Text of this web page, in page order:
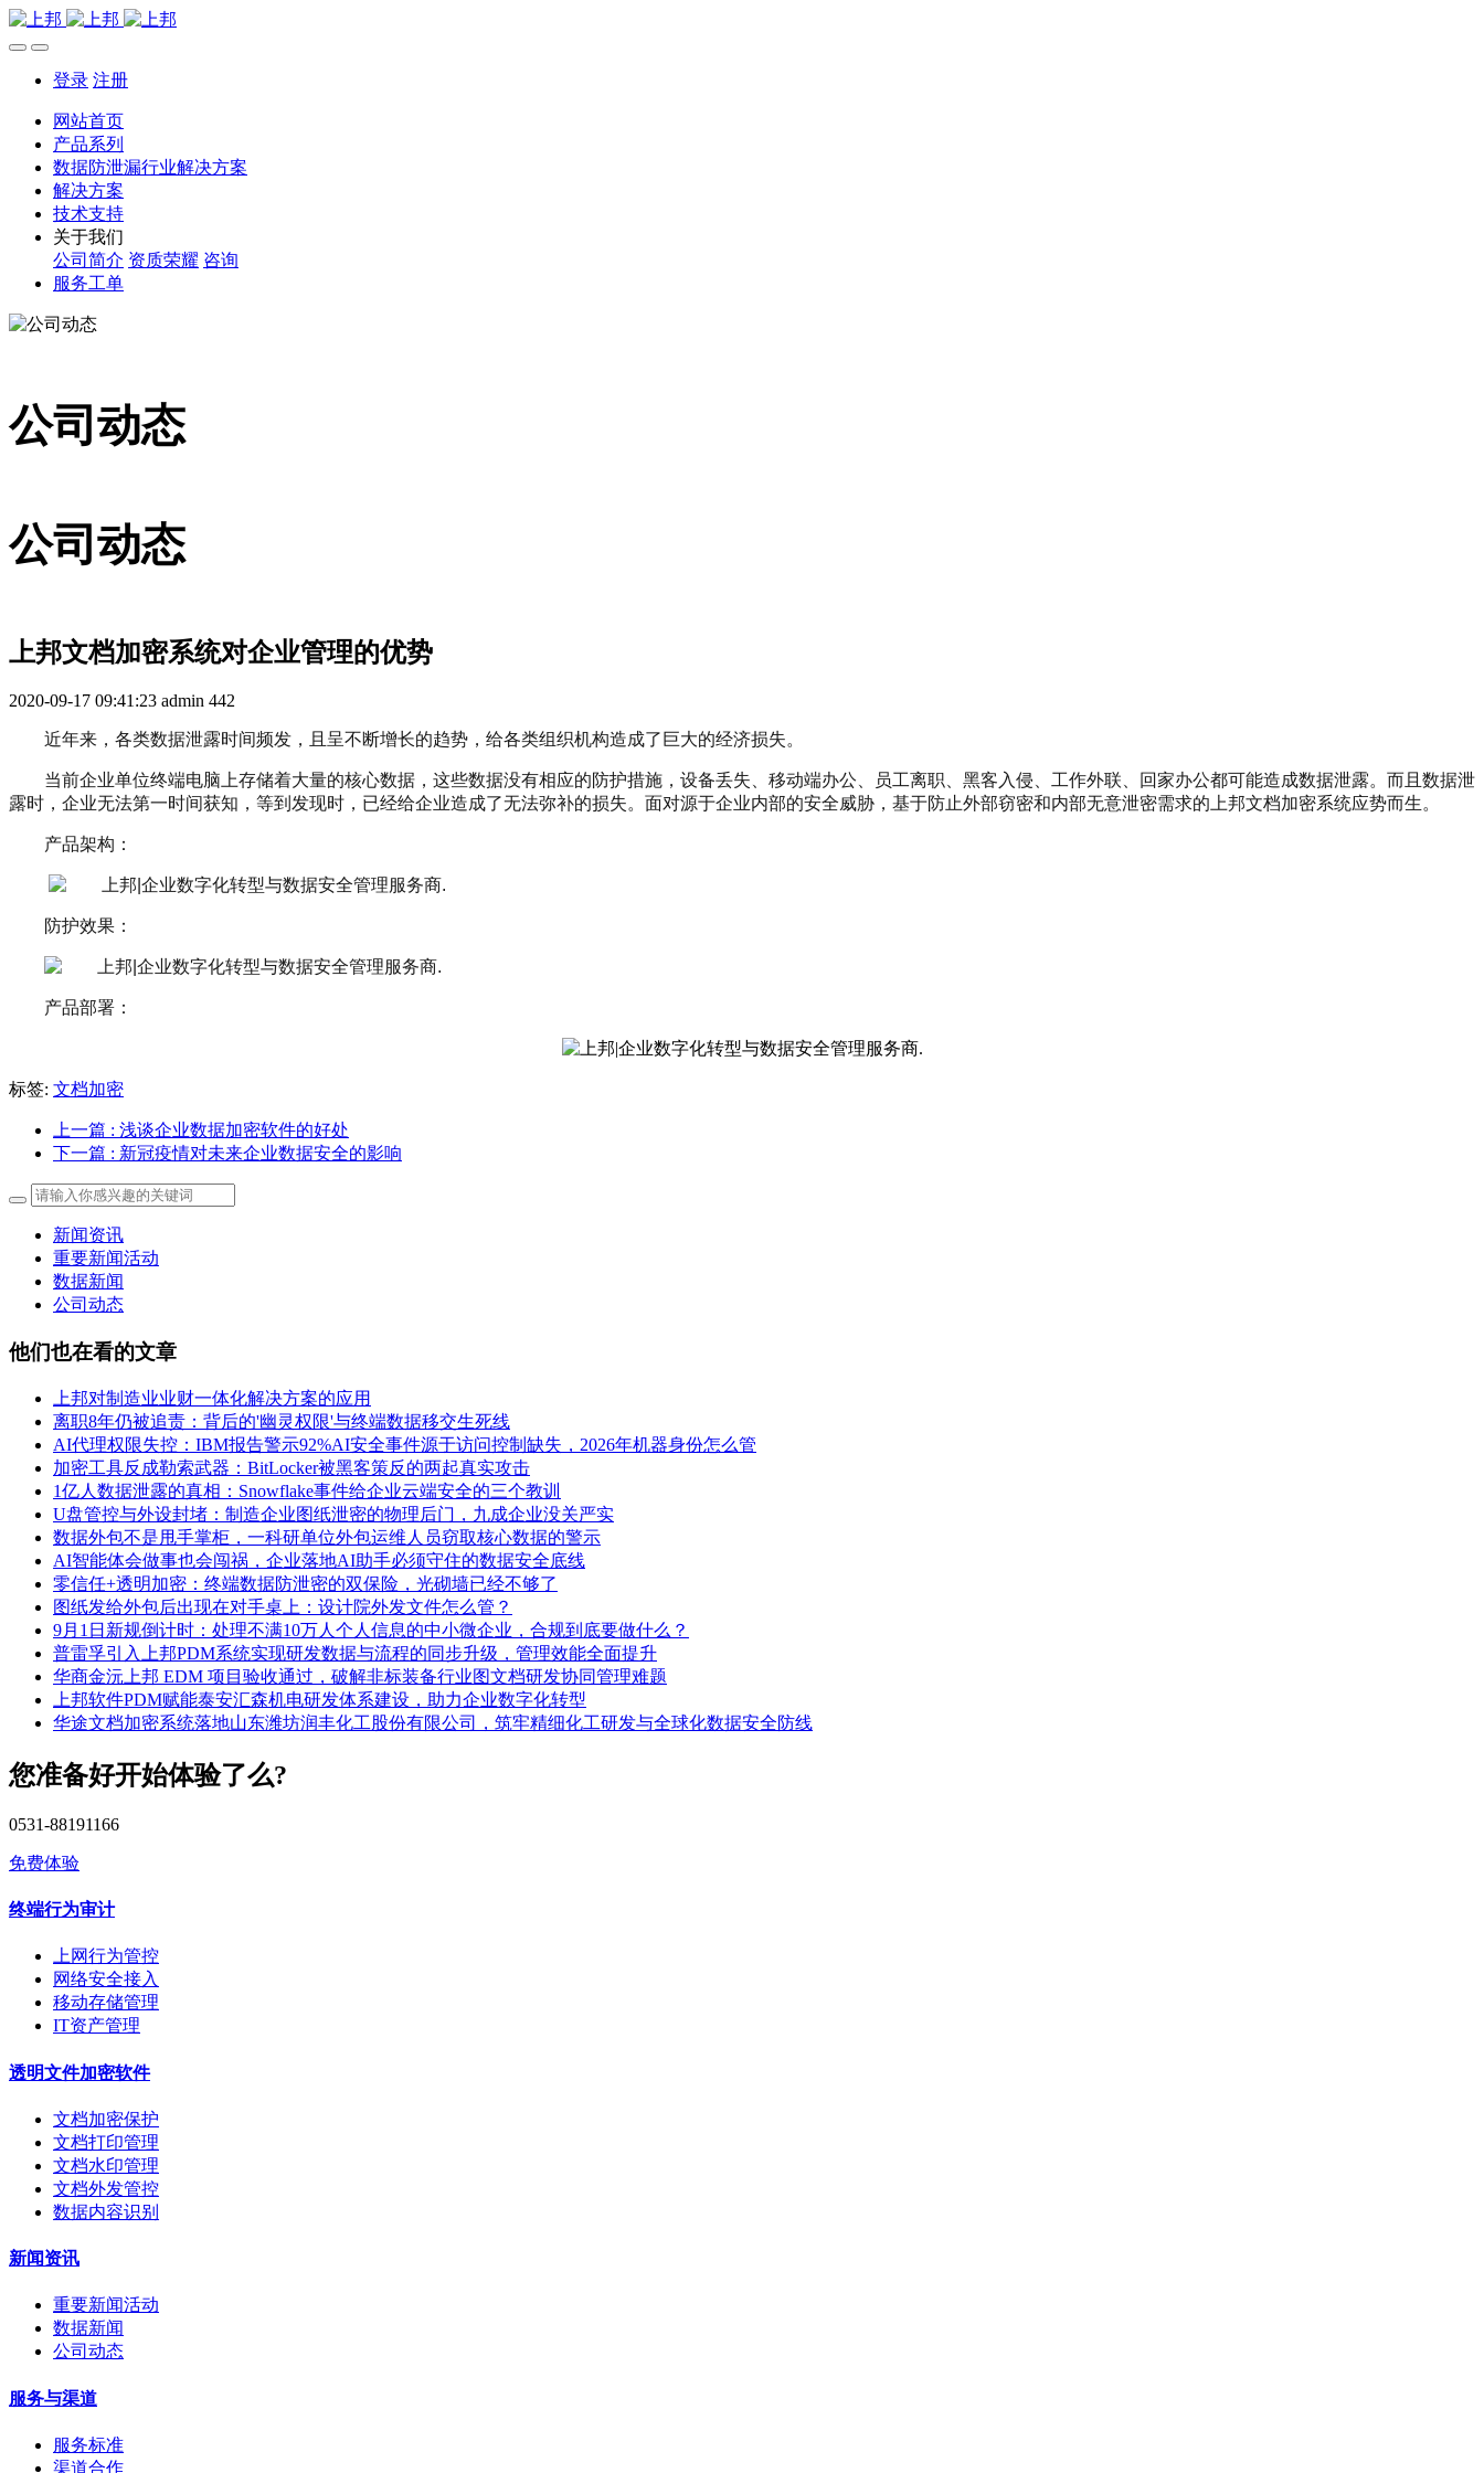
登录 注册
网站首页
产品系列
数据防泄漏行业解决方案
解决方案
技术支持
关于我们
公司简介 资质荣耀 咨询
服务工单
公司动态
公司动态
上邦文档加密系统对企业管理的优势
2020-09-17 09:41:23 admin 442
近年来，各类数据泄露时间频发，且呈不断增长的趋势，给各类组织机构造成了巨大的经济损失。
当前企业单位终端电脑上存储着大量的核心数据，这些数据没有相应的防护措施，设备丢失、移动端办公、员工离职、黑客入侵、工作外联、回家办公都可能造成数据泄露。而且数据泄
露时，企业无法第一时间获知，等到发现时，已经给企业造成了无法弥补的损失。 面对源于企业内部的安全威胁，基于防止外部窃密和内部无意泄密需求的上邦文档加密系统应势而生。
产品架构：
防护效果：
产品部署：
标签: 文档加密
上一篇 : 浅谈企业数据加密软件的好处
下一篇 : 新冠疫情对未来企业数据安全的影响
新闻资讯
重要新闻活动
数据新闻
公司动态
他们也在看的文章
上邦对制造业业财一体化解决方案的应用
离职8年仍被追责：背后的'幽灵权限'与终端数据移交生死线
AI代理权限失控：IBM报告警示92%AI安全事件源于访问控制缺失，2026年机器身份怎么管
加密工具反成勒索武器：BitLocker被黑客策反的两起真实攻击
1亿人数据泄露的真相：Snowflake事件给企业云端安全的三个教训
U盘管控与外设封堵：制造企业图纸泄密的物理后门，九成企业没关严实
数据外包不是甩手掌柜，一科研单位外包运维人员窃取核心数据的警示
AI智能体会做事也会闯祸，企业落地AI助手必须守住的数据安全底线
零信任+透明加密：终端数据防泄密的双保险，光砌墙已经不够了
图纸发给外包后出现在对手桌上：设计院外发文件怎么管？
9月1日新规倒计时：处理不满10万人个人信息的中小微企业，合规到底要做什么？
普雷孚引入上邦PDM系统实现研发数据与流程的同步升级，管理效能全面提升
华商金沅上邦 EDM 项目验收通过，破解非标装备行业图文档研发协同管理难题
上邦软件PDM赋能泰安汇森机电研发体系建设，助力企业数字化转型
华途文档加密系统落地山东潍坊润丰化工股份有限公司，筑牢精细化工研发与全球化数据安全防线
您准备好开始体验了么?
0531-88191166
免费体验
终端行为审计
上网行为管控
网络安全接入
移动存储管理
IT资产管理
透明文件加密软件
文档加密保护
文档打印管理
文档水印管理
文档外发管控
数据内容识别
新闻资讯
重要新闻活动
数据新闻
公司动态
服务与渠道
服务标准
渠道合作